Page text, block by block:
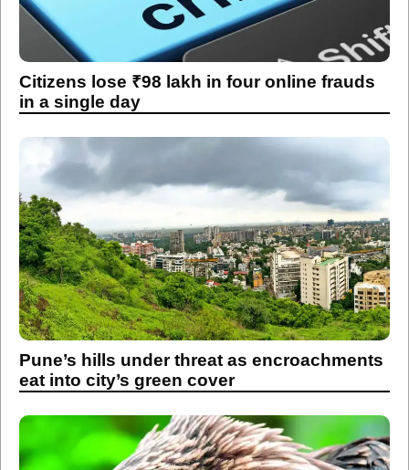
Citizens lose ₹98 lakh in four online frauds
in a single day
Pune’s hills under threat as encroachments
eat into city’s green cover